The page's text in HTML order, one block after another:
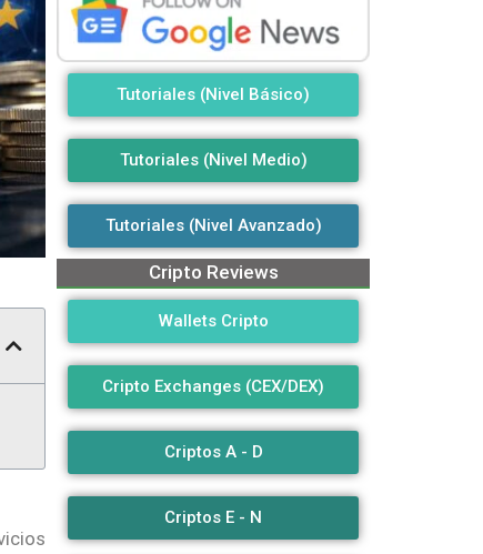
Tutoriales (Nivel Básico)
Tutoriales (Nivel Medio)
Tutoriales (Nivel Avanzado)
Cripto Reviews
Wallets Cripto
Cripto Exchanges (CEX/DEX)
Criptos A - D
Criptos E - N